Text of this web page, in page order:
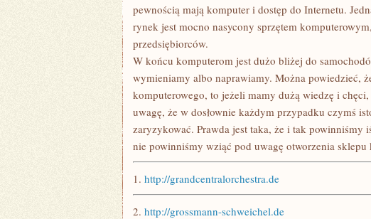
pewnością mają komputer i dostęp do Internetu.
rynek jest mocno nasycony sprzętem
przedsiębiorców.
W końcu komputerom jest dużo bliżej do
wymieniamy albo naprawiamy. Można powiedzieć,
komputerowego, to jeżeli mamy dużą wiedzę i
uwagę, że w dosłownie każdym przypadku czymś
zaryzykować. Prawda jest taka, że i tak
nie powinniśmy wziąć pod uwagę otworzenia
1. http://grandcentralorchestra.de
2. http://grossmann-schweichel.de